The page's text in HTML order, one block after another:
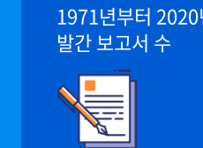
1971년부터 2020
발간 보고서 수